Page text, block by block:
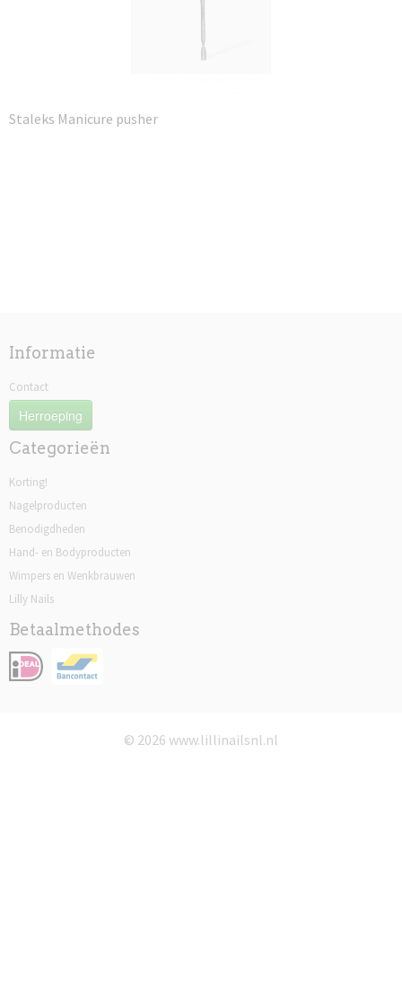
Staleks Manicure pusher
Informatie
Contact
Herroeping
Categorieën
Korting!
Nagelproducten
Benodigdheden
Hand- en Bodyproducten
Wimpers en Wenkbrauwen
Lilly Nails
Betaalmethodes
© 2026 www.lillinailsnl.nl